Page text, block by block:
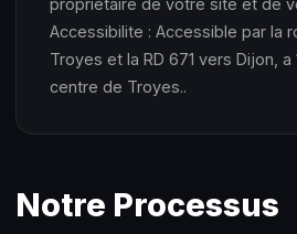
propriétaire de votre site et de
Accessibilite : Accessible par la
Troyes et la RD 671 vers Dijon, a
centre de Troyes..
Notre Processus